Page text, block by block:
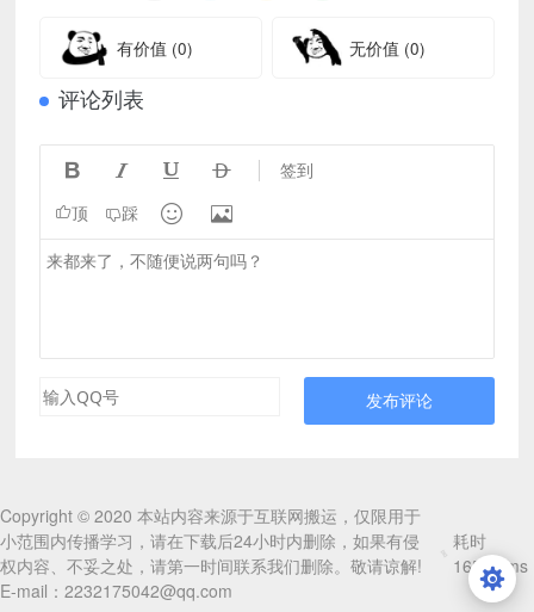
有价值 (0) 无价值 (0)
评论列表
    签到
顶 踩  
发布评论
Copyright © 2020 本站内容来源于互联网搬运，仅限用于
小范围内传播学习，请在下载后24小时内删除，如果有侵
权内容、不妥之处，请第一时间联系我们删除。敬请谅解!
E-mail：2232175042@qq.com
耗时
165.54ms